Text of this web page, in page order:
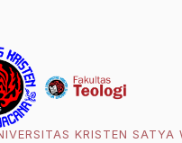
KRISTEN SATYA